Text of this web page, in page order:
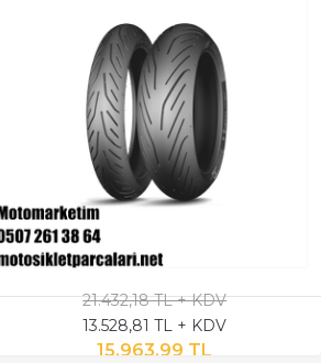
21.432,18 TL + KDV
13.528,81 TL + KDV
15.963,99 TL